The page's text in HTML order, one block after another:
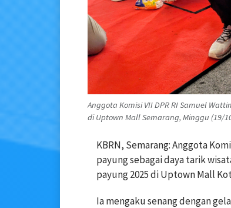
Anggota Komisi VII DPR RI Samuel
di Uptown Mall Semarang, Minggu (19/
KBRN, Semarang: Anggota
payung sebagai daya tarik
payung 2025 di Uptown Mall
Ia mengaku senang dengan